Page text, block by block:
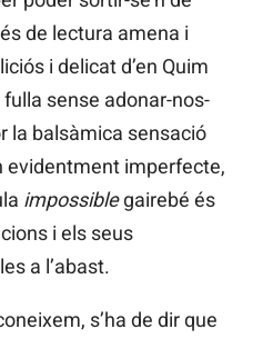
de lectura amena i
i delicat d’en Quim
sense adonar-nos-
la balsàmica sensació
evidentment imperfecte,
impossiblegairebé és
i els seus
a l’abast.
s’ha de dir que